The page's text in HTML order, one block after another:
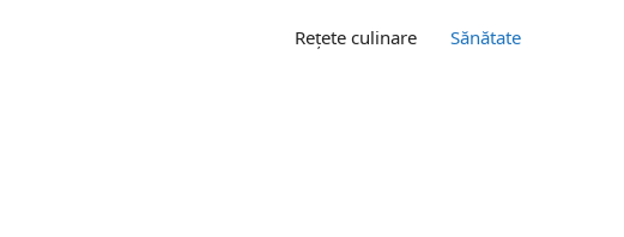
Rețete culinare Sănătate